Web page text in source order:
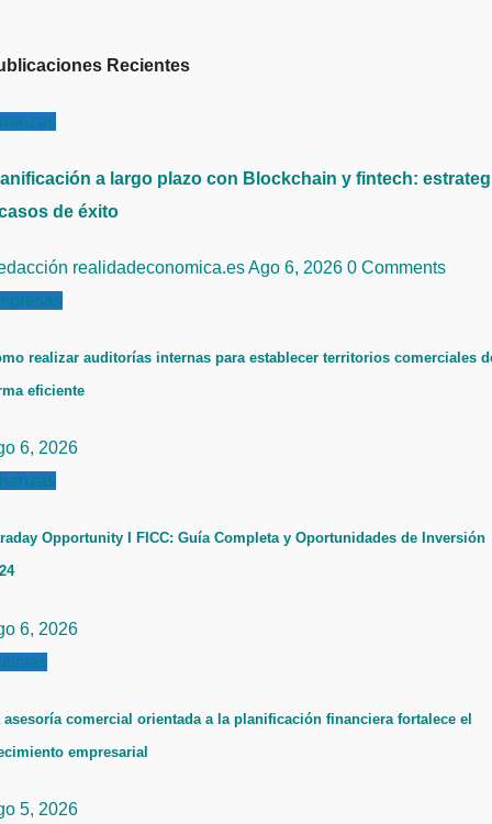
Recientes
a largo plazo con Blockchain y fintech:
de éxito
realidadeconomica.esAgo 6, 2026 0 Comments
realizar auditorías internas para establecer territorios comerciales
eficiente
6, 2026
Opportunity I FICC: Guía Completa y Oportunidades de Inversión
6, 2026
asesoría comercial orientada a la planificación financiera fortalece el
empresarial
5, 2026